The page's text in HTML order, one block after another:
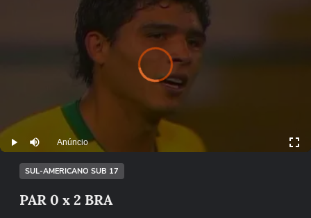
Vi
d
e
o
Pl
a
y
er
i
s
l
o
a
di
n
g.
Play Mutar Anúncio
SUL-AMERICANO SUB 17
PAR 0 x 2 BRA